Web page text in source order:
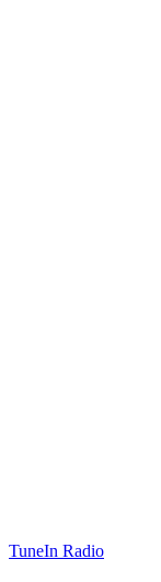
TuneIn Radio